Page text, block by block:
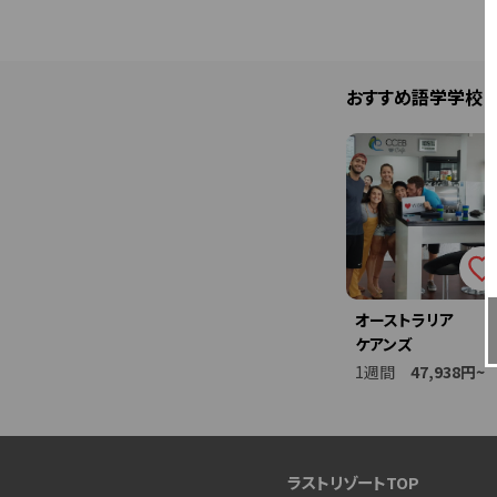
おすすめ語学学校
オーストラリア
ケアンズ
1週間
47,938円~
ラストリゾートTOP